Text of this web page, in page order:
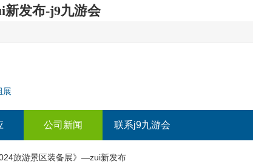
新发布-j9九游会
展
公司新闻 联系j9九游会
旅游景区装备展》—zui新发布